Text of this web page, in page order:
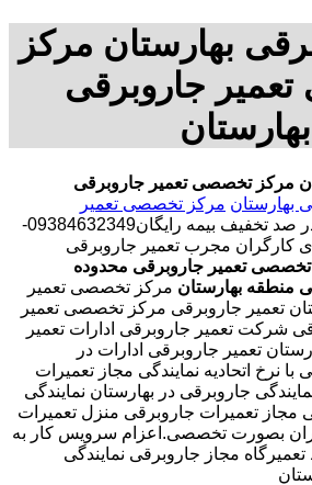
بهارستان مرکز
جاروبرقی
بهارستان
مرکز تخصصی تعمیر جاروبرقی
بهارستان مرکز تخصصی تعمیر
30 در صد تخفیف بیمه رایگان09384632349-
کارگران مجرب تعمیر جاروبرقی
تعمیر جاروبرقی محدوده
منطقه بهارستان مرکز تخصصی تعمیر
تعمیر جاروبرقی مرکز تخصصی تعمیر
شرکت تعمیر جاروبرقی ادارات تعمیر
تعمیر جاروبرقی ادارات در
با نرخ اتحادیه نمایندگی مجاز تعمیرات
جاروبرقی در بهارستان نمایندگی
مجاز تعمیرات جاروبرقی منزل تعمیرات
بصورت تخصصی.اعزام سرویس کار به
مجاز جاروبرقی نمایندگی